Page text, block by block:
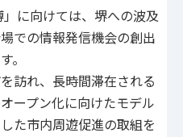
に向けては、堺への波及
での情報発信機会の創出
。
訪れ、長時間滞在される
ープン化に向けたモデル
た市内周遊促進の取組を